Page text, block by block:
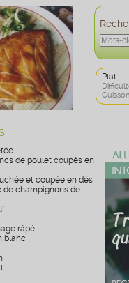
Plat
de poulet coupés en
et coupée en dés
de champignons de
râpé
blanc